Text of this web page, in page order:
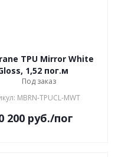
TPU Mirror White
1,52 пог.м
Под заказ
MBRN-TPUCL-MWT
200 руб./пог